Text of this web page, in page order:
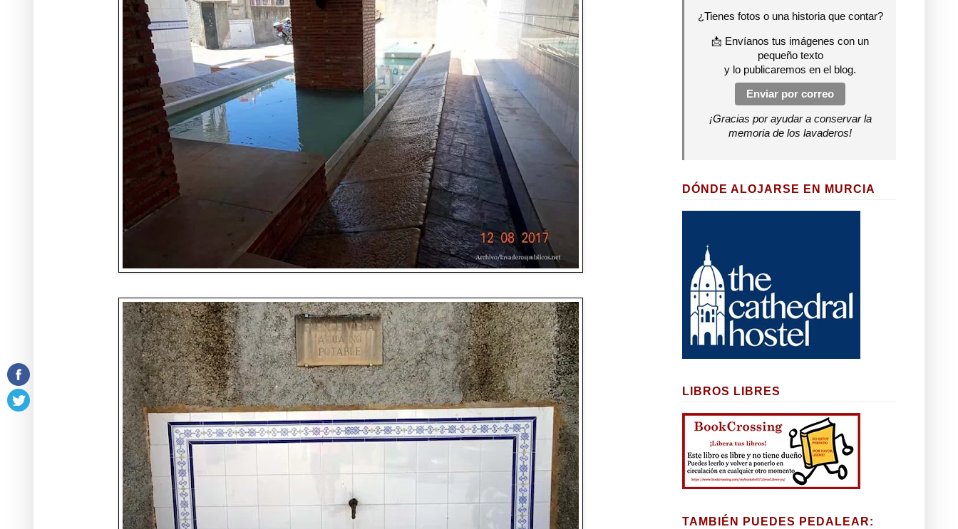
¿Tienes fotos o una historia que contar?
📩 Envíanos tus imágenes con un
pequeño texto
y lo publicaremos en el blog.
Enviar por correo
¡Gracias por ayudar a conservar la
memoria de los lavaderos!
DÓNDE ALOJARSE EN MURCIA
LIBROS LIBRES
TAMBIÉN PUEDES PEDALEAR: